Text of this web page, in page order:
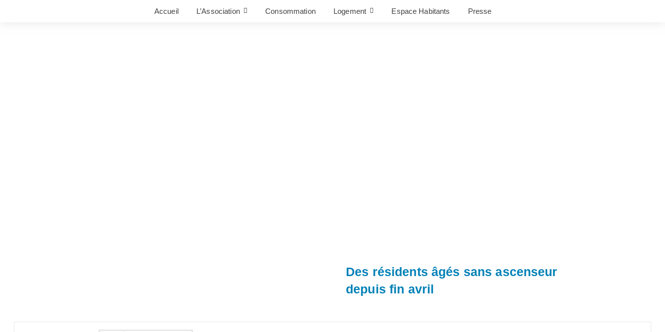
Accueil L’Association Consommation Logement Espace Habitants Presse
Des résidents âgés sans ascenseur
depuis fin avril